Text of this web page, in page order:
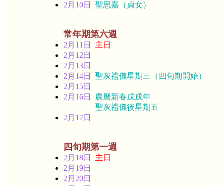
2月10日 聖思嘉（貞女）
常年期第六週
2月11日 主日
2月12日
2月13日
2月14日 聖灰禮儀星期三（四旬期開始）
2月15日
2月16日 農曆新春戊戌年
聖灰禮儀後星期五
2月17日
四旬期第一週
2月18日 主日
2月19日
2月20日